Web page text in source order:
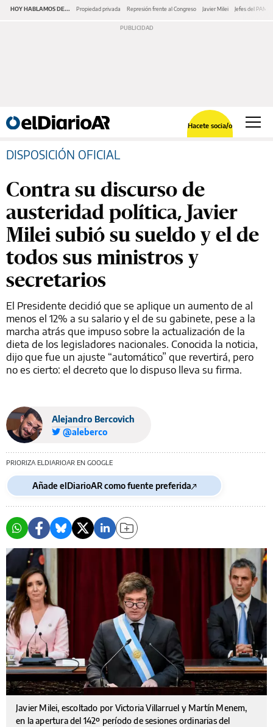
HOY HABLAMOS DE... Propiedad privada Represión frente al Congreso Javier Milei Jefes del PAMI
Hacete socia/o
DISPOSICIÓN OFICIAL
Contra su discurso de
austeridad política, Javier
Milei subió su sueldo y el de
todos sus ministros y
secretarios
El Presidente decidió que se aplique un aumento de al
menos el 12% a su salario y el de su gabinete, pese a la
marcha atrás que impuso sobre la actualización de la
dieta de los legisladores nacionales. Conocida la noticia,
dijo que fue un ajuste “automático” que revertirá, pero
no es cierto: el decreto que lo dispuso lleva su firma.
Alejandro Bercovich
@aleberco
PRIORIZA ELDIARIOAR EN GOOGLE
Añade elDiarioAR como fuente preferida
Javier Milei, escoltado por Victoria Villarruel y Martín Menem,
en la apertura del 142º período de sesiones ordinarias del